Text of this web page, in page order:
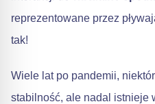
reprezentowane przez
tak!
Wiele lat po pandemii,
stabilność, ale nadal istnieje